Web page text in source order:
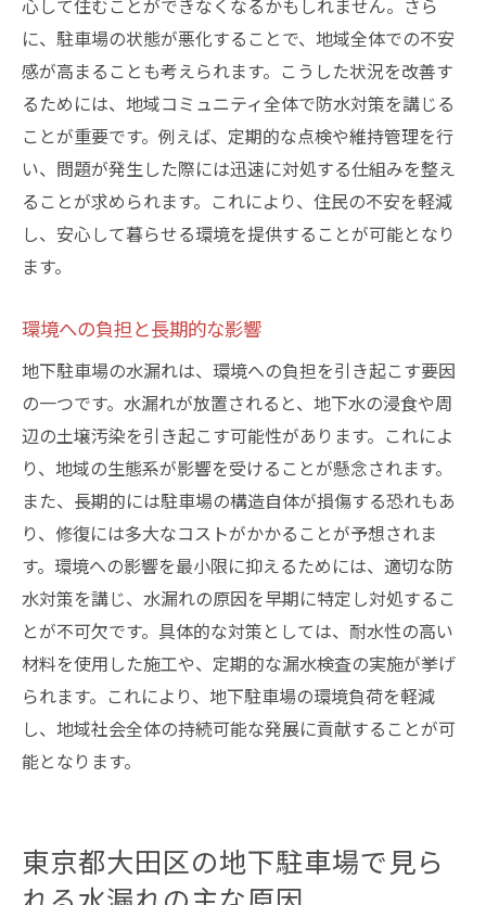
成功事例から見る効果的な施工法
施工前後の比較とその結果
ユーザーの声と満足度調査
地域特性を活かしたカスタマイズ事例
失敗から学ぶ改善ポイント
長期間にわたる効果の検証
心して住むことができなくなるかもしれません。さら
に、駐車場の状態が悪化することで、地域全体での不安
感が高まることも考えられます。こうした状況を改善す
るためには、地域コミュニティ全体で防水対策を講じる
ことが重要です。例えば、定期的な点検や維持管理を行
い、問題が発生した際には迅速に対処する仕組みを整え
ることが求められます。これにより、住民の不安を軽減
し、安心して暮らせる環境を提供することが可能となり
ます。
環境への負担と長期的な影響
地下駐車場の水漏れは、環境への負担を引き起こす要因
の一つです。水漏れが放置されると、地下水の浸食や周
辺の土壌汚染を引き起こす可能性があります。これによ
り、地域の生態系が影響を受けることが懸念されます。
また、長期的には駐車場の構造自体が損傷する恐れもあ
り、修復には多大なコストがかかることが予想されま
す。環境への影響を最小限に抑えるためには、適切な防
水対策を講じ、水漏れの原因を早期に特定し対処するこ
とが不可欠です。具体的な対策としては、耐水性の高い
材料を使用した施工や、定期的な漏水検査の実施が挙げ
られます。これにより、地下駐車場の環境負荷を軽減
し、地域社会全体の持続可能な発展に貢献することが可
能となります。
東京都大田区の地下駐車場で見ら